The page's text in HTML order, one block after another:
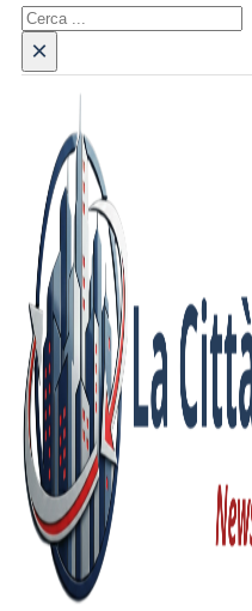
Cerca
×